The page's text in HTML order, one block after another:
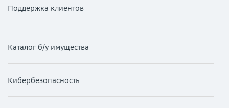
Поддержка клиентов
Каталог б/у имущества
Кибербезопасность